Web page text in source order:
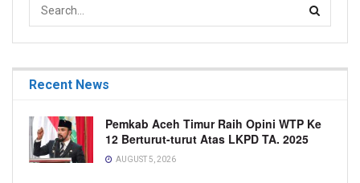
Recent News
Pemkab Aceh Timur Raih Opini WTP Ke
12 Berturut-turut Atas LKPD TA. 2025
AUGUST 5, 2026